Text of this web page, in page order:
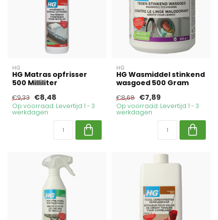
HG
HG Matras opfrisser
500 Milliliter
€9,33 €8,48
Op voorraad. Levertijd 1 - 3
werkdagen
HG
HG Wasmiddel stinkend
wasgoed 500 Gram
€8,68 €7,89
Op voorraad. Levertijd 1 - 3
werkdagen